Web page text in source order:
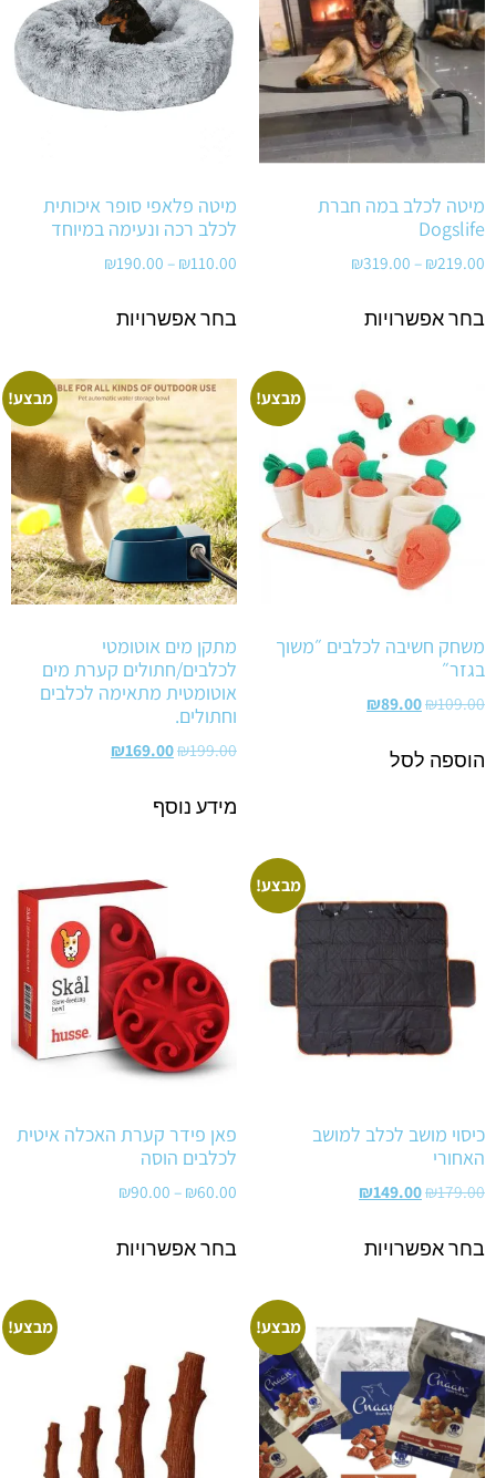
מיטה לכלב במה חברת
Dogslife
₪219.00
–
₪319.00
בחר אפשרויות
מיטה פלאפי סופר איכותית
לכלב רכה ונעימה במיוחד
₪110.00
–
₪190.00
בחר אפשרויות
מבצע!
משחק חשיבה לכלבים ״משוך
בגזר״
₪109.00
₪89.00
הוספה לסל
מבצע!
מתקן מים אוטומטי
לכלבים/חתולים קערת מים
אוטומטית מתאימה לכלבים
וחתולים.
₪199.00
₪169.00
מידע נוסף
מבצע!
כיסוי מושב לכלב למושב
האחורי
₪179.00
₪149.00
בחר אפשרויות
פאן פידר קערת האכלה איטית
לכלבים הוסה
₪60.00
–
₪90.00
בחר אפשרויות
מבצע! מבצע!